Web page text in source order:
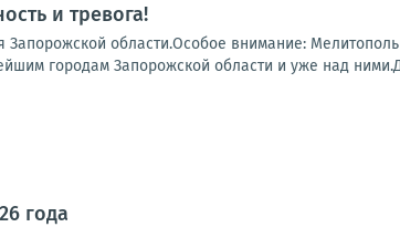
и тревога!
Запорожской области.Особое внимание:
городам Запорожской области и уже над
года